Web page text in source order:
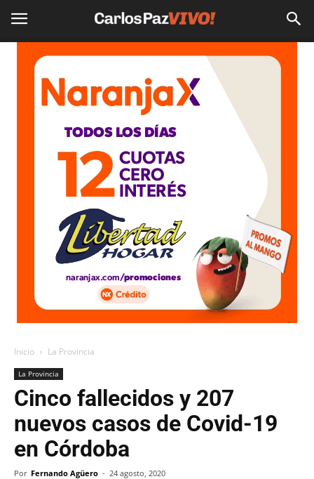
Inicio La Provincia
La Provincia
Cinco fallecidos y 207
nuevos casos de Covid-19
en Córdoba
Por Fernando Agüero - 24 agosto, 2020